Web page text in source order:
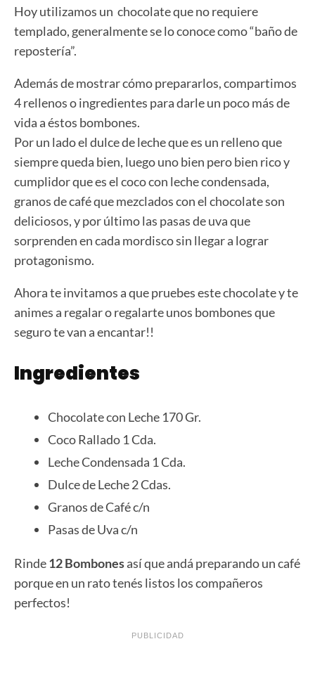
Hoy utilizamos un chocolate que no requiere
templado, generalmente se lo conoce como “baño de
repostería”.
Además de mostrar cómo prepararlos, compartimos
4 rellenos o ingredientes para darle un poco más de
vida a éstos bombones.
Por un lado el dulce de leche que es un relleno que
siempre queda bien, luego uno bien pero bien rico y
cumplidor que es el coco con leche condensada,
granos de café que mezclados con el chocolate son
deliciosos, y por último las pasas de uva que
sorprenden en cada mordisco sin llegar a lograr
protagonismo.
Ahora te invitamos a que pruebes este chocolate y te
animes a regalar o regalarte unos bombones que
seguro te van a encantar!!
Ingredientes
Chocolate con Leche 170 Gr.
Coco Rallado 1 Cda.
Leche Condensada 1 Cda.
Dulce de Leche 2 Cdas.
Granos de Café c/n
Pasas de Uva c/n
Rinde12 Bombonesasí que andá preparando un café
porque en un rato tenés listos los compañeros
perfectos!
PUBLICIDAD